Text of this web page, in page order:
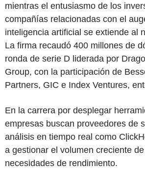
mientras el entusiasmo de los
compañías relacionadas con el
inteligencia artificial se extiende al
La firma recaudó 400 millones de
ronda de serie D liderada por
Group, con la participación de
Partners, GIC e Index Ventures,
En la carrera por desplegar
empresas buscan proveedores de
análisis en tiempo real como
a gestionar el volumen creciente
necesidades de rendimiento.